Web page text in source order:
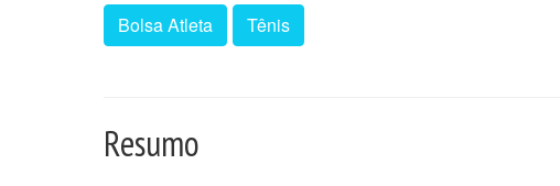
Bolsa Atleta Tênis
Resumo